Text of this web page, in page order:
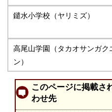
鑓水小学校（ヤリミズ）
高尾山学園（タカオサンガク
ン）
このページに掲載さ
わせ先